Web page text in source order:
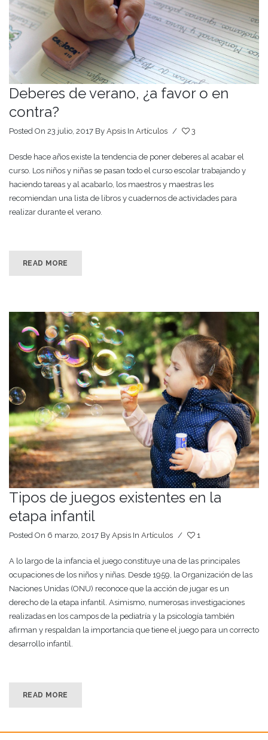
Deberes de verano, ¿a favor o en
contra?
Posted On 23 julio, 2017 By Apsis In Artículos / 3
Desde hace años existe la tendencia de poner deberes al acabar el
curso. Los niños y niñas se pasan todo el curso escolar trabajando y
haciendo tareas y al acabarlo, los maestros y maestras les
recomiendan una lista de libros y cuadernos de actividades para
realizar durante el verano.
READ MORE
Tipos de juegos existentes en la
etapa infantil
Posted On 6 marzo, 2017 By Apsis In Artículos / 1
A lo largo de la infancia el juego constituye una de las principales
ocupaciones de los niños y niñas. Desde 1959, la Organización de las
Naciones Unidas (ONU) reconoce que la acción de jugar es un
derecho de la etapa infantil. Asimismo, numerosas investigaciones
realizadas en los campos de la pediatría y la psicología también
afirman y respaldan la importancia que tiene el juego para un correcto
desarrollo infantil.
READ MORE